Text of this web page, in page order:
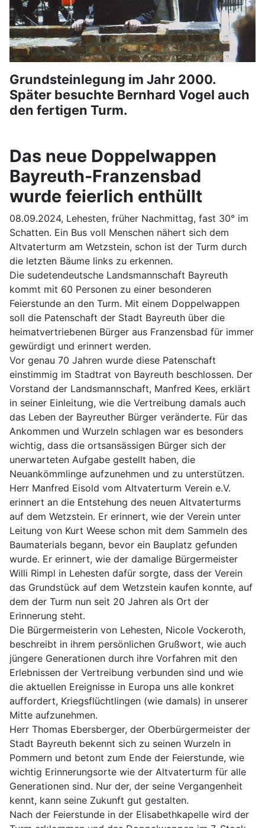
Grundsteinlegung im Jahr 2000.
Später besuchte Bernhard Vogel auch
den fertigen Turm.
Das neue Doppelwappen
Bayreuth-Franzensbad
wurde feierlich enthüllt
08.09.2024, Lehesten, früher Nachmittag, fast 30° im
Schatten. Ein Bus voll Menschen nähert sich dem
Altvaterturm am Wetzstein, schon ist der Turm durch
die letzten Bäume links zu erkennen.
Die sudetendeutsche Landsmannschaft Bayreuth
kommt mit 60 Personen zu einer besonderen
Feierstunde an den Turm. Mit einem Doppelwappen
soll die Patenschaft der Stadt Bayreuth über die
heimatvertriebenen Bürger aus Franzensbad für immer
gewürdigt und erinnert werden.
Vor genau 70 Jahren wurde diese Patenschaft
einstimmig im Stadtrat von Bayreuth beschlossen. Der
Vorstand der Landsmannschaft, Manfred Kees, erklärt
in seiner Einleitung, wie die Vertreibung damals auch
das Leben der Bayreuther Bürger veränderte. Für das
Ankommen und Wurzeln schlagen war es besonders
wichtig, dass die ortsansässigen Bürger sich der
unerwarteten Aufgabe gestellt haben, die
Neuankömmlinge aufzunehmen und zu unterstützen.
Herr Manfred Eisold vom Altvaterturm Verein e.V.
erinnert an die Entstehung des neuen Altvaterturms
auf dem Wetzstein. Er erinnert, wie der Verein unter
Leitung von Kurt Weese schon mit dem Sammeln des
Baumaterials begann, bevor ein Bauplatz gefunden
wurde. Er erinnert, wie der damalige Bürgermeister
Willi Rimpl in Lehesten dafür sorgte, dass der Verein
das Grundstück auf dem Wetzstein kaufen konnte, auf
dem der Turm nun seit 20 Jahren als Ort der
Erinnerung steht.
Die Bürgermeisterin von Lehesten, Nicole Vockeroth,
beschreibt in ihrem persönlichen Grußwort, wie auch
jüngere Generationen durch ihre Vorfahren mit den
Erlebnissen der Vertreibung verbunden sind und wie
die aktuellen Ereignisse in Europa uns alle konkret
auffordert, Kriegsflüchtlingen (wie damals) in unserer
Mitte aufzunehmen.
Herr Thomas Ebersberger, der Oberbürgermeister der
Stadt Bayreuth bekennt sich zu seinen Wurzeln in
Pommern und betont zum Ende der Feierstunde, wie
wichtig Erinnerungsorte wie der Altvaterturm für alle
Generationen sind. Nur der, der seine Vergangenheit
kennt, kann seine Zukunft gut gestalten.
Nach der Feierstunde in der Elisabethkapelle wird der